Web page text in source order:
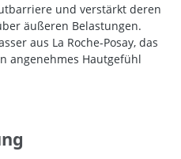
und verstärkt deren
ber äußeren Belastungen.
aus La Roche-Posay, das
angenehmes Hautgefühl